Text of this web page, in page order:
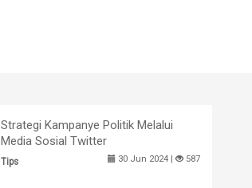
Strategi Kampanye Politik Melalui
Media Sosial Twitter
Tips 30 Jun 2024 | 587